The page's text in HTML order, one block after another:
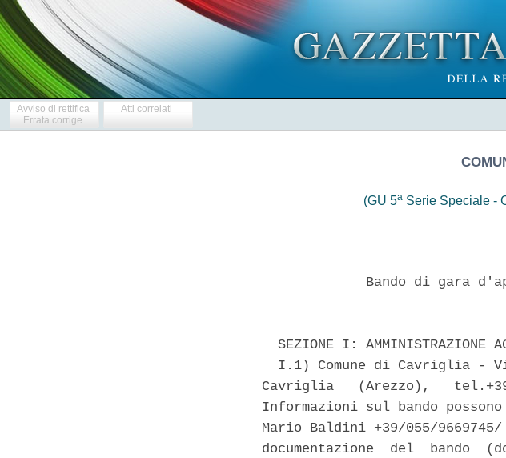
Avviso di rettifica
Errata corrige
Atti correlati
(GU 5a Serie Speciale -
Bando di gara
SEZIONE I: AMMINISTRAZIONE
I.1) Comune di Cavriglia -
Cavriglia   (Arezzo),
Informazioni sul bando
Mario Baldini +39/055/
documentazione  del  bando